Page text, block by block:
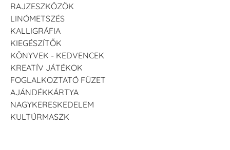
RAJZESZKÖZÖK
LINÓMETSZÉS
KALLIGRÁFIA
KIEGÉSZÍTŐK
KÖNYVEK - KEDVENCEK
KREATÍV JÁTÉKOK
FOGLALKOZTATÓ FÜZET
AJÁNDÉKKÁRTYA
NAGYKERESKEDELEM
KULTÚRMASZK